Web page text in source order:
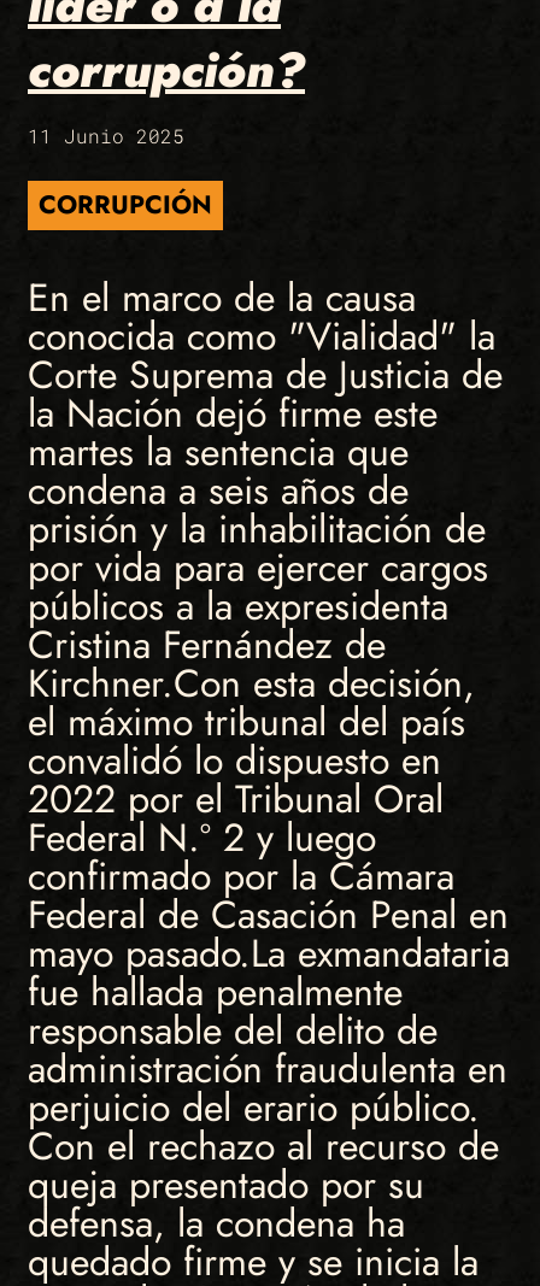
corrupción?
11 Junio 2025
CORRUPCIÓN
En el marco de la causa
conocida como "Vialidad" la
Corte Suprema de Justicia de
la Nación dejó firme este
martes la sentencia que
condena a seis años de
prisión y la inhabilitación de
por vida para ejercer cargos
públicos a la expresidenta
Cristina Fernández de
Kirchner.Con esta decisión,
el máximo tribunal del país
convalidó lo dispuesto en
2022 por el Tribunal Oral
Federal N.º 2 y luego
confirmado por la Cámara
Federal de Casación Penal en
mayo pasado.La exmandataria
fue hallada penalmente
responsable del delito de
administración fraudulenta en
perjuicio del erario público.
Con el rechazo al recurso de
queja presentado por su
defensa, la condena ha
quedado firme y se inicia la